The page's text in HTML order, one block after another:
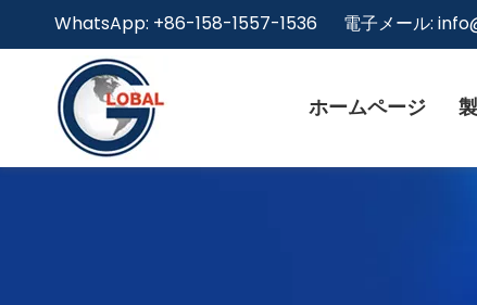
WhatsApp: +86-158-1557-1536 電子メール:
ホームページ